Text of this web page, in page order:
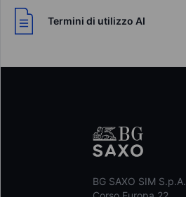
Termini di utilizzo AI
BG SAXO SIM S.p.A.